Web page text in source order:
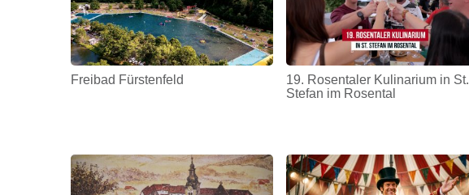
Freibad Fürstenfeld
19. Rosentaler Kulinarium in St.
Stefan im Rosental